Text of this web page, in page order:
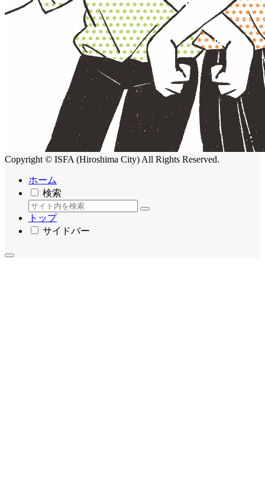
Copyright © ISFA (Hiroshima City) All Rights Reserved.
ホーム
検索
トップ
サイドバー